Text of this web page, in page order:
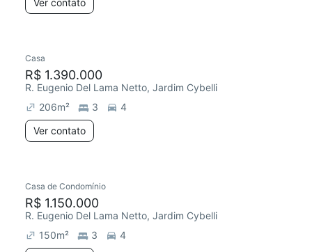
Ver contato
Casa
R$ 1.390.000
R. Eugenio Del Lama Netto, Jardim Cybelli
206m² 3
4
Ver contato
Casa de Condomínio
R$ 1.150.000
R. Eugenio Del Lama Netto, Jardim Cybelli
150m² 3
4